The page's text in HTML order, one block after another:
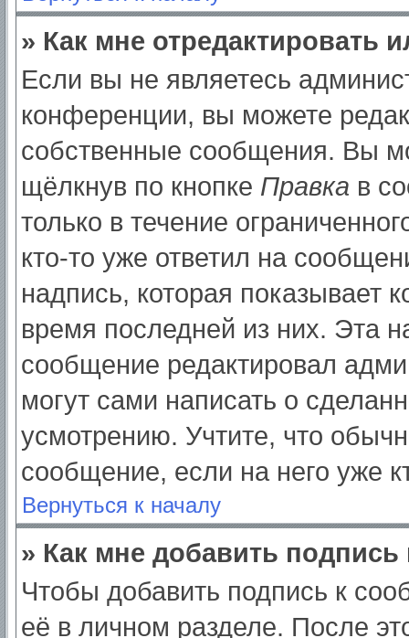
» Как мне отредактировать
Если вы не являетесь
конференции, вы можете
собственные сообщения. Вы
щёлкнув по кнопке Правка в
только в течение
кто-то уже ответил на
надпись, которая показывает
время последней из них. Эта
сообщение редактировал
могут сами написать о
усмотрению. Учтите, что
сообщение, если на него уже
Вернуться к началу
» Как мне добавить
Чтобы добавить подпись к
её в личном разделе. После